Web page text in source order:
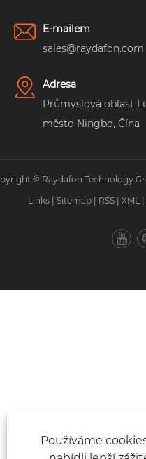
E-mailem
sales@raydafon.com
Adresa
Průmyslová oblast
město Ningbo, Čína
© Raydafon Technology
Links
Sitemap RSS XML
Používáme